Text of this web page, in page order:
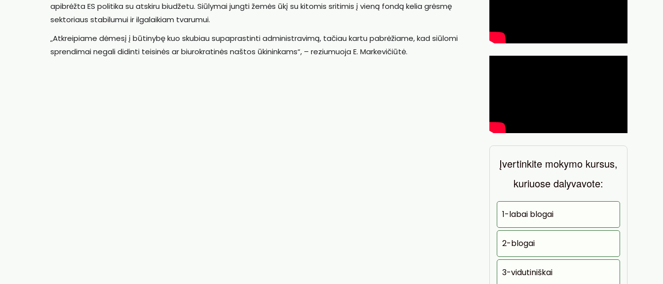
apibrėžta ES politika su atskiru biudžetu. Siūlymai jungti žemės ūkį su kitomis sritimis į vieną fondą kelia grėsmę
sektoriaus stabilumui ir ilgalaikiam tvarumui.
„Atkreipiame dėmesį į būtinybę kuo skubiau supaprastinti administravimą, tačiau kartu pabrėžiame, kad siūlomi
sprendimai negali didinti teisinės ar biurokratinės naštos ūkininkams“, – reziumuoja E. Markevičiūtė.
Įvertinkite mokymo kursus,
kuriuose dalyvavote:
1-labai blogai
2-blogai
3-vidutiniškai